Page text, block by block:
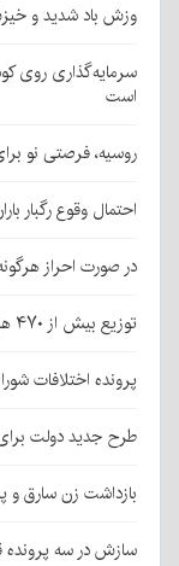
وزش باد شدید و
سرمایه‌گذاری روی
است
روسیه، فرصتی نو
احتمال وقوع رگبار
در صورت احراز
توزیع بیش از ۴۷۰ هزار لیتر آب میان عزاداران جامانده اربعین در کرمان
پرونده اختلافات
طرح جدید دولت
بازداشت زن سارق و پسر ۱۲ ساله‌اش
سازش در سه پرونده